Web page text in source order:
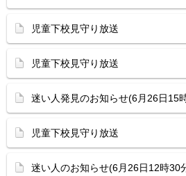
児童下校見守り放送
児童下校見守り放送
迷い人発見のお知らせ(6月26日15
児童下校見守り放送
迷い人のお知らせ(6月26日12時30